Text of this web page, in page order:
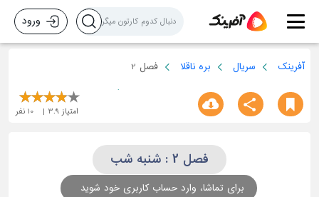
ورود
آفرینک سریال بره ناقلا فصل 2
امتیاز 3.9
10 نفر
فصل 2 : شنبه شب
برای تماشا، وارد حساب کاربری خود شوید